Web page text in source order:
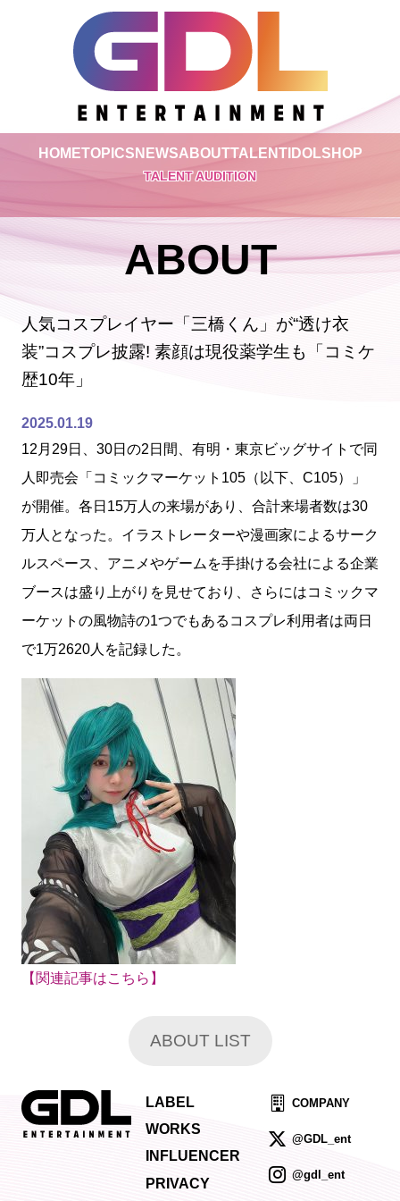
HOMETOPICS NEWSABOUTTALENTIDOLSHOP
TALENT AUDITION
ABOUT
人気コスプレイヤー「三橋くん」が“透け衣
装”コスプレ披露! 素顔は現役薬学生も「コミケ
歴10年」
2025.01.19
12月29日、30日の2日間、有明・東京ビッグサイトで同
人即売会「コミックマーケット105（以下、C105）」
が開催。各日15万人の来場があり、合計来場者数は30
万人となった。イラストレーターや漫画家によるサーク
ルスペース、アニメやゲームを手掛ける会社による企業
ブースは盛り上がりを見せており、さらにはコミックマ
ーケットの風物詩の1つでもあるコスプレ利用者は両日
で1万2620人を記録した。
【関連記事はこちら】
ABOUT LIST
LABEL
WORKS
INFLUENCER
PRIVACY
COMPANY
@GDL_ent
@gdl_ent